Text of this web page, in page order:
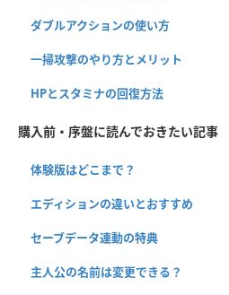
ダブルアクションの使い方
一掃攻撃のやり方とメリット
HPとスタミナの回復方法
購入前・序盤に読んでおきたい記事
体験版はどこまで？
エディションの違いとおすすめ
セーブデータ連動の特典
主人公の名前は変更できる？